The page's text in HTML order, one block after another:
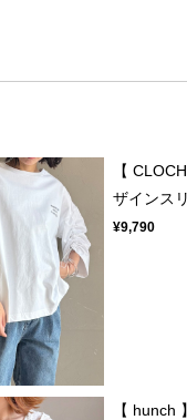
【
ザインス
¥9,790
【 hunch